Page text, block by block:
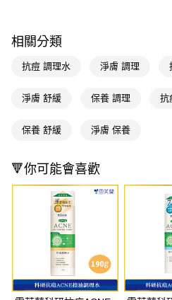
AFTEE先享後付
【關於「AFTEE先享後付」】
便利好安心！
２．便利：只要手機號碼，簡訊認證，即
３．安心：先確認商品／服務後，再付款。
【「AFTEE先享後付」結帳流程】
１．於結帳方式選擇「AFTEE先享後付
結帳頁面，進行簡訊認證並確認金額後，
２．訂單成立數日內，您將收到繳費通知
３．收到繳費通知簡訊後14天內，點擊
ATM／網路銀行／等多元方式進行付款，
※ 請注意：結帳手續完成當下不需立刻
購買商品的店家。未經商家同意取消之
後付繳納相關費用。
※ 交易是否成功請以「AFTEE先享後付
是否繳費成功／繳費後需取消欲退款等
每筆NT$65，滿NT$390(含以上)免運
付款後全家取貨
每筆NT$65，滿NT$390(含以上)免
萊爾富取貨付款
每筆NT$65，滿NT$490(含以上)免
付款後萊爾富取貨
每筆NT$65，滿NT$490(含以上)免
相關分類
抗痘 調理水 淨膚 調理
淨膚 舒緩 保養 調理 抗
保養 舒緩 淨膚 保養
🔻你可能會喜歡